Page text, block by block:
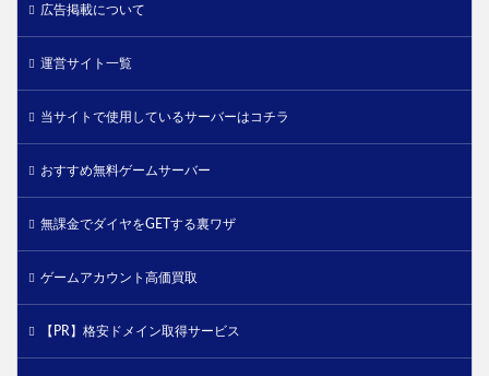
広告掲載について
運営サイト一覧
当サイトで使用しているサーバーはコチラ
おすすめ無料ゲームサーバー
無課金でダイヤをGETする裏ワザ
ゲームアカウント高価買取
【PR】格安ドメイン取得サービス